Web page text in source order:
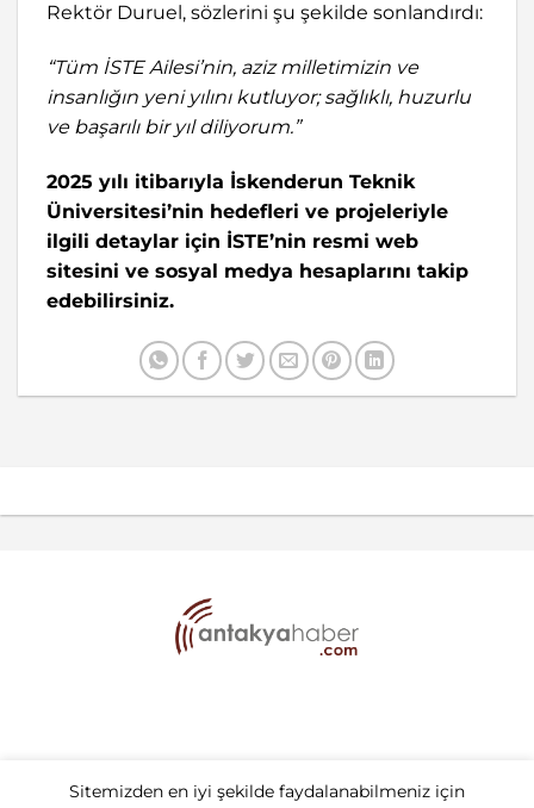
Rektör Duruel, sözlerini şu şekilde sonlandırdı:
“Tüm İSTE Ailesi’nin, aziz milletimizin ve
insanlığın yeni yılını kutluyor; sağlıklı, huzurlu
ve başarılı bir yıl diliyorum.”
2025 yılı itibarıyla İskenderun Teknik
Üniversitesi’nin hedefleri ve projeleriyle
ilgili detaylar için İSTE’nin resmi web
sitesini ve sosyal medya hesaplarını takip
edebilirsiniz.
Kişisel Verilerin Korunması
Veri Sahibi Başvuru Formu
Sitemizden en iyi şekilde faydalanabilmeniz için